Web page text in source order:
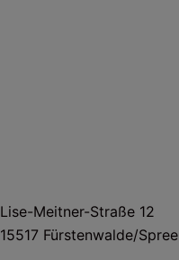
Lise-Meitner-Straße 12
15517 Fürstenwalde/Spree